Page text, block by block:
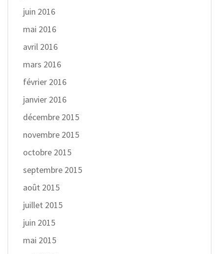
juin 2016
mai 2016
avril 2016
mars 2016
février 2016
janvier 2016
décembre 2015
novembre 2015
octobre 2015
septembre 2015
août 2015
juillet 2015
juin 2015
mai 2015